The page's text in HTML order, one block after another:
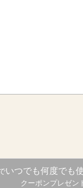
いつでも何度でも
クーポンプレゼン